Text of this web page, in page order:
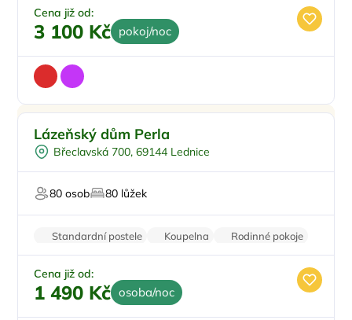
Cena již od:
3 100 Kč pokoj/noc
Vnitřní bazén
Vířivka
Plná penze
Pro hosty s omezením
Lázeňský dům Perla
Břeclavská 700, 69144 Lednice
80 osob 80 lůžek
Standardní postele Koupelna
Rodinné pokoje
Balkon/terasa
Klimatizace
Cena již od:
1 490 Kč osoba/noc